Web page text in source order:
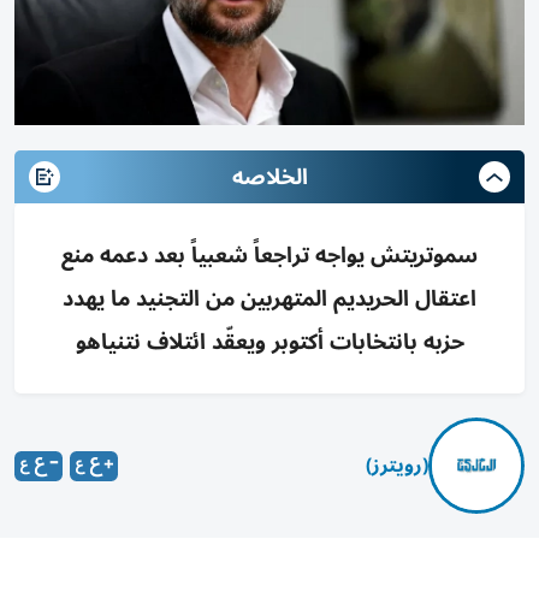
الخلاصه
سموتريتش يواجه تراجعاً شعبياً بعد دعمه منع
اعتقال الحريديم المتهربين من التجنيد ما يهدد
حزبه بانتخابات أكتوبر ويعقّد ائتلاف نتنياهو
(رويترز)